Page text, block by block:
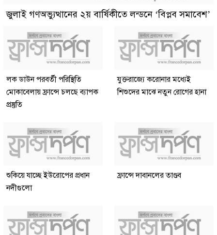
জুলাই গণঅভ্যুত্থানের ২য় বার্ষিকীতে লন্ডনে ‘বিপ্লব সমাবেশ’
লক ডাউন পরবর্তী পরিস্থিতি
মোকাবেলায় ফ্রান্সে চলছে ব্যাপক
প্রস্তুতি
যুক্তরাজ্যে করোনার মধ্যেই
শিশুদের মাঝে নতুন রোগের হানা
শুকিয়ে যাচ্ছে ইউরোপের প্রধান
নদীগুলো
ফ্রান্সে দাবানলের তাণ্ডব